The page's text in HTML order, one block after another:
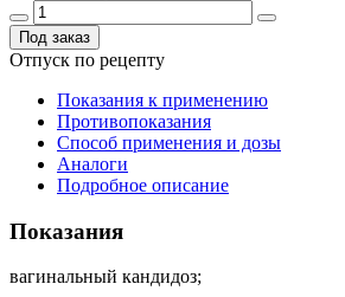
Под заказ
Отпуск по рецепту
Показания к применению
Противопоказания
Способ применения и дозы
Аналоги
Подробное описание
Показания
вагинальный кандидоз;